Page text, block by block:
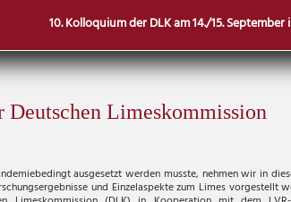
10. Kolloquium der DLK am 14./15. September
Limeskommission
ausgesetzt werden musste, nehmen wir in
und Einzelaspekte zum Limes vorgestellt